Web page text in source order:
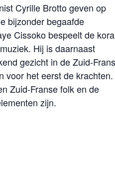
Cyrille Brotto geven op
bijzonder begaafde
Cissoko bespeelt de
Hij is daarnaast
gezicht in de Zuid-
voor het eerst de krachten.
Zuid-Franse folk en de
zijn.